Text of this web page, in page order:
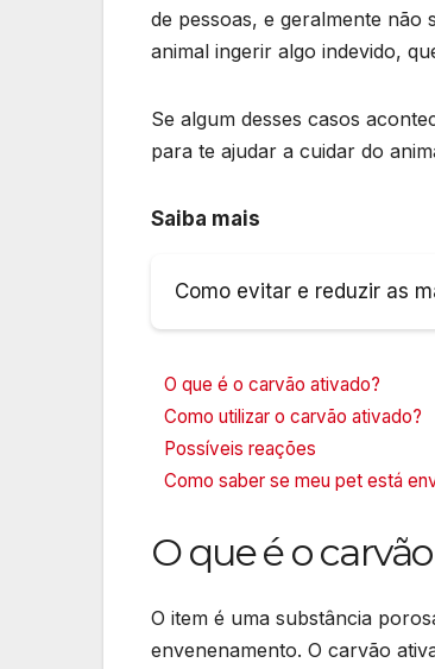
de pessoas, e geralmente não
animal ingerir algo indevido,
Se algum desses casos
para te ajudar a cuidar do
Saiba mais
Como evitar e reduzir as
O que é o carvão ativado?
Como utilizar o carvão ativado?
Possíveis reações
Como saber se meu pet está
O que é o
O item é uma substância
envenenamento. O carvão